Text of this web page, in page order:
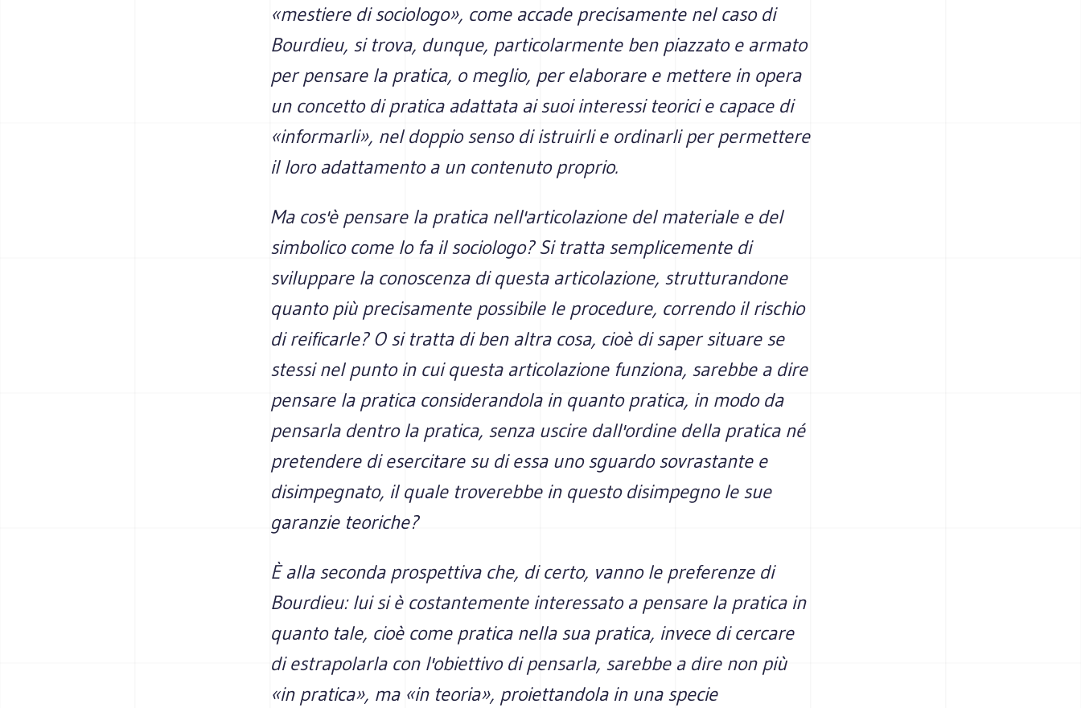
«mestiere di sociologo», come accade precisamente nel caso di
Bourdieu, si trova, dunque, particolarmente ben piazzato e armato
per pensare la pratica, o meglio, per elaborare e mettere in opera
un concetto di pratica adattata ai suoi interessi teorici e capace di
«informarli», nel doppio senso di istruirli e ordinarli per permettere
il loro adattamento a un contenuto proprio.
Ma cos'è pensare la pratica nell'articolazione del materiale e del
simbolico come lo fa il sociologo? Si tratta semplicemente di
sviluppare la conoscenza di questa articolazione, strutturandone
quanto più precisamente possibile le procedure, correndo il rischio
di reificarle? O si tratta di ben altra cosa, cioè di saper situare se
stessi nel punto in cui questa articolazione funziona, sarebbe a dire
pensare la pratica considerandola in quanto pratica, in modo da
pensarla dentro la pratica, senza uscire dall'ordine della pratica né
pretendere di esercitare su di essa uno sguardo sovrastante e
disimpegnato, il quale troverebbe in questo disimpegno le sue
garanzie teoriche?
È alla seconda prospettiva che, di certo, vanno le preferenze di
Bourdieu: lui si è costantemente interessato a pensare la pratica in
quanto tale, cioè come pratica nella sua pratica, invece di cercare
di estrapolarla con l'obiettivo di pensarla, sarebbe a dire non più
«in pratica», ma «in teoria», proiettandola in una specie